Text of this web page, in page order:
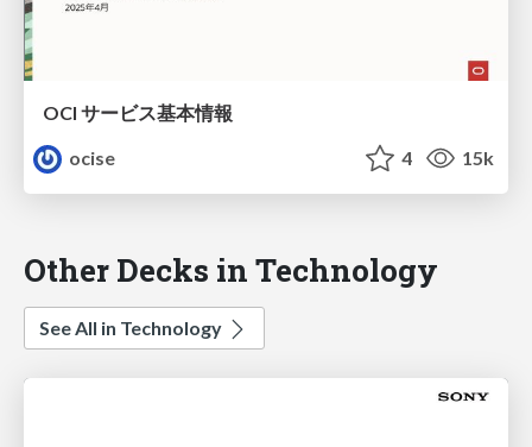
OCI サービス基本情報
ocise
4 15k
Other Decks in Technology
See All in Technology